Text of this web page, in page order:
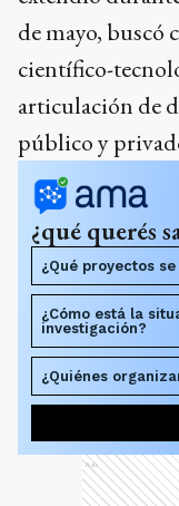
de mayo, buscó
científico-
articulación de
público y
¿qué querés
¿Qué proyectos
¿Cómo está la
investigación?
¿Quiénes
Ads